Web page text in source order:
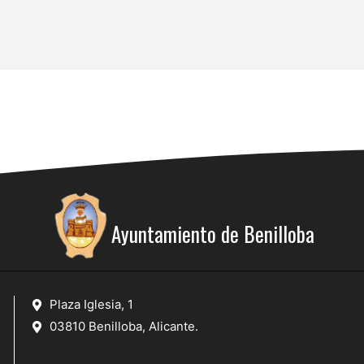
Ayuntamiento de Benilloba
Plaza Iglesia, 1
03810 Benilloba, Alicante.